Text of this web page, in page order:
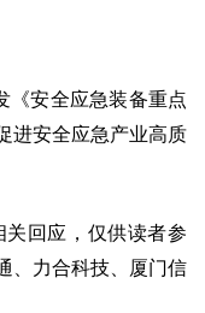
《安全应急装备重点
进安全应急产业高质
回应，仅供读者参
、力合科技、厦门信